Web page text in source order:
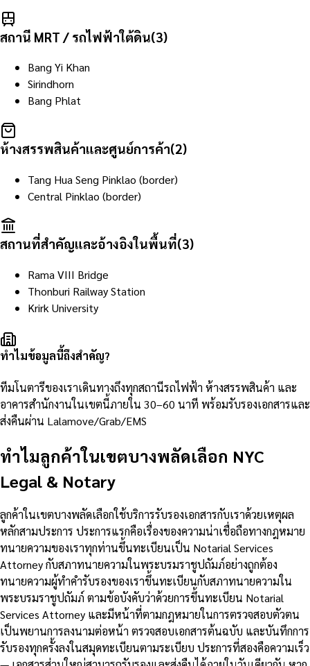
สถานี MRT / รถไฟฟ้าใต้ดิน(3)
Bang Yi Khan
Sirindhorn
Bang Phlat
ห้างสรรพสินค้าและศูนย์การค้า(2)
Tang Hua Seng Pinklao (border)
Central Pinklao (border)
สถานที่สำคัญและอ้างอิงในพื้นที่(3)
Rama VIII Bridge
Thonburi Railway Station
Krirk University
ทำไมข้อมูลนี้ถึงสำคัญ?
ทีมโนตารีของเราเดินทางถึงทุกสถานีรถไฟฟ้า ห้างสรรพสินค้า และ
อาคารสำนักงานในเขตนี้ภายใน 30–60 นาที พร้อมรับรองเอกสารและ
ส่งคืนผ่าน Lalamove/Grab/EMS
ทำไมลูกค้าในเขตบางพลัดเลือก NYC
Legal & Notary
ลูกค้าในเขตบางพลัดเลือกใช้บริการรับรองเอกสารกับเราด้วยเหตุผล
หลักสามประการ ประการแรกคือเรื่องของความน่าเชื่อถือทางกฎหมาย
ทนายความของเราทุกท่านขึ้นทะเบียนเป็น Notarial Services
Attorney กับสภาทนายความในพระบรมราชูปถัมภ์อย่างถูกต้อง
ทนายความผู้ทำคำรับรองของเราขึ้นทะเบียนกับสภาทนายความใน
พระบรมราชูปถัมภ์ ตามข้อบังคับว่าด้วยการขึ้นทะเบียน Notarial
Services Attorney และมีหน้าที่ตามกฎหมายในการตรวจสอบตัวตน
เป็นพยานการลงนามต่อหน้า ตรวจสอบเอกสารต้นฉบับ และบันทึกการ
รับรองทุกครั้งลงในสมุดทะเบียนตามระเบียบ ประการที่สองคือความเร็ว